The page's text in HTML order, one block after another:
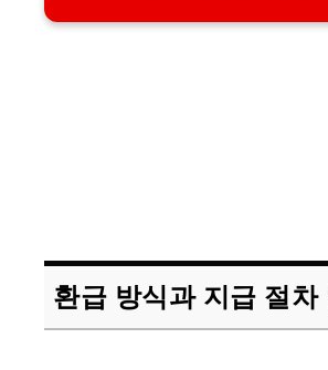
환급 방식과 지급 절차